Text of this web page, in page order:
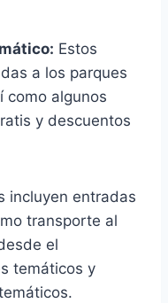
Estos
a los parques
como algunos
y descuentos
incluyen entradas
transporte al
el
temáticos y